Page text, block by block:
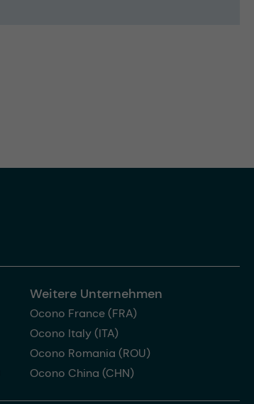
Weitere Unternehmen
Ocono France (FRA)
Ocono Italy (ITA)
Ocono Romania (ROU)
Ocono China (CHN)